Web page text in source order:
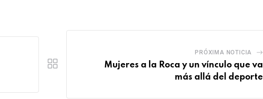
PRÓXIMA NOTICIA
Mujeres a la Roca y un vínculo que va
más allá del deporte